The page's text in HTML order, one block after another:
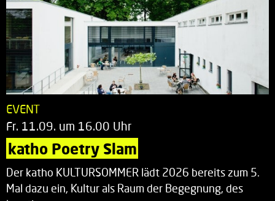
EVENT
Fr. 11.09. um 16.00 Uhr
katho Poetry Slam
Der katho KULTURSOMMER lädt 2026 bereits zum 5.
Mal dazu ein, Kultur als Raum der Begegnung, des